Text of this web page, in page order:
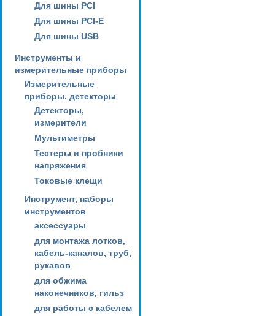
Для шины PCI
Для шины PCI-E
Для шины USB
Инструменты и
измерительные приборы
Измерительные
приборы, детекторы
Детекторы,
измерители
Мультиметры
Тестеры и пробники
напряжения
Токовые клещи
Инструмент, наборы
инструментов
аксессуары
для монтажа лотков,
кабель-каналов, труб,
рукавов
для обжима
наконечников, гильз
для работы с кабелем